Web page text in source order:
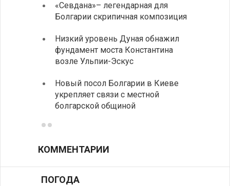
«Севдана»– легендарная для
Болгарии скрипичная композиция
Низкий уровень Дуная обнажил
фундамент моста Константина
возле Ульпии-Эскус
Новый посол Болгарии в Киеве
укрепляет связи с местной
болгарской общиной
КОММЕНТАРИИ
ПОГОДА